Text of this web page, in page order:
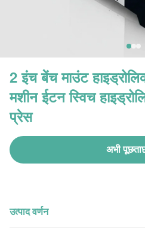
2 इंच बेंच माउंट
मशीन ईटन स्विच
प्रेस
अभी
उत्पाद वर्णन